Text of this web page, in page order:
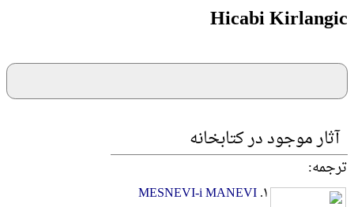
Hicabi Kirlangic
آثار موجود در کتابخانه
ترجمه:
۱. MESNEVI-i MANEVI